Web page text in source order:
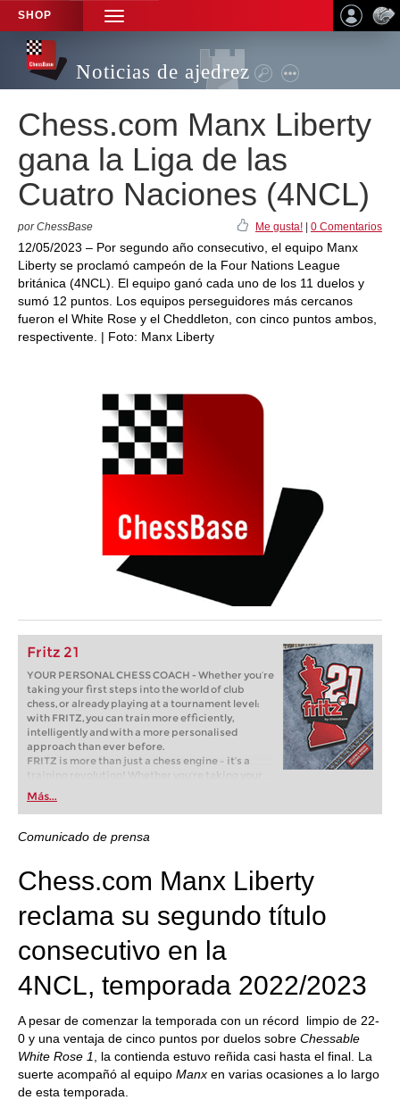
SHOP
TOGGLE
NAVIGATION
Noticias de ajedrez
Chess.com Manx Liberty
gana la Liga de las
Cuatro Naciones (4NCL)
por ChessBase Me gusta! 0 Comentarios
12/05/2023 – Por segundo año consecutivo, el equipo Manx
Liberty se proclamó campeón de la Four Nations League
británica (4NCL). El equipo ganó cada uno de los 11 duelos y
sumó 12 puntos. Los equipos perseguidores más cercanos
fueron el White Rose y el Cheddleton, con cinco puntos ambos,
respectivente. | Foto: Manx Liberty
Fritz 21
YOUR PERSONAL CHESS COACH - Whether you’re
taking your first steps into the world of club
chess, or already playing at a tournament level:
with FRITZ, you can train more efficiently,
intelligently and with a more personalised
approach than ever before.
FRITZ is more than just a chess engine – it’s a
training revolution! Whether you’re taking your
first steps into the world of club chess, or already
playing at a tournament level: with FRITZ, you can
train more efficiently, intelligently and with a
more personalised approach than ever before.
Más...
Comunicado de prensa
Chess.com Manx Liberty
reclama su segundo título
consecutivo en la
4NCL, temporada 2022/2023
A pesar de comenzar la temporada con un récord limpio de 22-
0 y una ventaja de cinco puntos por duelos sobre Chessable
White Rose 1
, la contienda estuvo reñida casi hasta el final. La
suerte acompañó al equipo Manx en varias ocasiones a lo largo
de esta temporada.